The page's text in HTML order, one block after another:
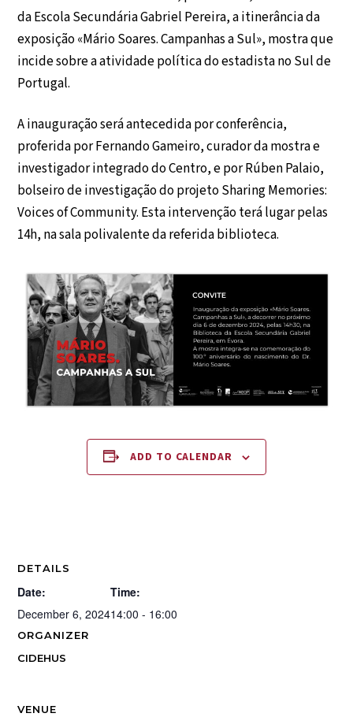
da Escola Secundária Gabriel Pereira, a itinerância da
exposição «Mário Soares. Campanhas a Sul», mostra que
incide sobre a atividade política do estadista no Sul de
Portugal.
A inauguração será antecedida por conferência,
proferida por Fernando Gameiro, curador da mostra e
investigador integrado do Centro, e por Rúben Palaio,
bolseiro de investigação do projeto Sharing Memories:
Voices of Community. Esta intervenção terá lugar pelas
14h, na sala polivalente da referida biblioteca.
ADD TO CALENDAR
DETAILS
Date:
December 6, 2024
Time:
14:00 - 16:00
ORGANIZER
CIDEHUS
VENUE